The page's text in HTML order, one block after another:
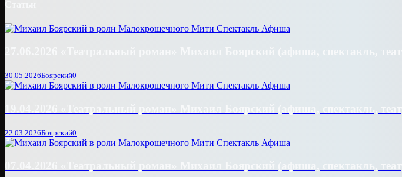
30.05.2026Боярский0
22.03.2026Боярский0